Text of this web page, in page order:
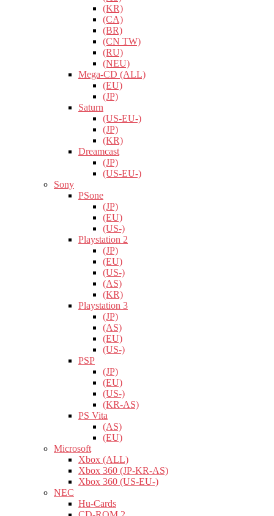
(KR)
(CA)
(BR)
(CN TW)
(RU)
(NEU)
Mega-CD (ALL)
(EU)
(JP)
Saturn
(US-EU-)
(JP)
(KR)
Dreamcast
(JP)
(US-EU-)
Sony
PSone
(JP)
(EU)
(US-)
Playstation 2
(JP)
(EU)
(US-)
(AS)
(KR)
Playstation 3
(JP)
(AS)
(EU)
(US-)
PSP
(JP)
(EU)
(US-)
(KR-AS)
PS Vita
(AS)
(EU)
Microsoft
Xbox (ALL)
Xbox 360 (JP-KR-AS)
Xbox 360 (US-EU-)
NEC
Hu-Cards